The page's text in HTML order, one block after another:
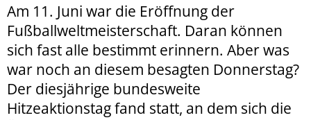
Am 11. Juni war die Eröffnung der
Fußballweltmeisterschaft. Daran können
sich fast alle bestimmt erinnern. Aber was
war noch an diesem besagten Donnerstag?
Der diesjährige bundesweite
Hitzeaktionstag fand statt, an dem sich die